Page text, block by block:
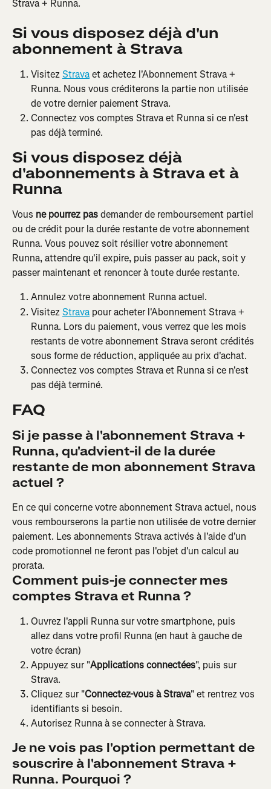
Strava + Runna.
Si vous disposez déjà d'un
abonnement à Strava
Visitez Strava et achetez l'Abonnement Strava +
Runna. Nous vous créditerons la partie non utilisée
de votre dernier paiement Strava.
Connectez vos comptes Strava et Runna si ce n'est
pas déjà terminé.
Si vous disposez déjà
d'abonnements à Strava et à
Runna
Vous ne pourrez pas demander de remboursement partiel
ou de crédit pour la durée restante de votre abonnement
Runna. Vous pouvez soit résilier votre abonnement
Runna, attendre qu'il expire, puis passer au pack, soit y
passer maintenant et renoncer à toute durée restante.
Annulez votre abonnement Runna actuel.
Visitez Strava pour acheter l'Abonnement Strava +
Runna. Lors du paiement, vous verrez que les mois
restants de votre abonnement Strava seront crédités
sous forme de réduction, appliquée au prix d'achat.
Connectez vos comptes Strava et Runna si ce n'est
pas déjà terminé.
FAQ
Si je passe à l'abonnement Strava +
Runna, qu'advient-il de la durée
restante de mon abonnement Strava
actuel ?
En ce qui concerne votre abonnement Strava actuel, nous
vous rembourserons la partie non utilisée de votre dernier
paiement. Les abonnements Strava activés à l'aide d'un
code promotionnel ne feront pas l'objet d'un calcul au
prorata.
Comment puis-je connecter mes
comptes Strava et Runna ?
Ouvrez l'appli Runna sur votre smartphone, puis
allez dans votre profil Runna (en haut à gauche de
votre écran)
Appuyez sur "Applications connectées", puis sur
Strava.
Cliquez sur "Connectez-vous à Strava" et rentrez vos
identifiants si besoin.
Autorisez Runna à se connecter à Strava.
Je ne vois pas l'option permettant de
souscrire à l'abonnement Strava +
Runna. Pourquoi ?